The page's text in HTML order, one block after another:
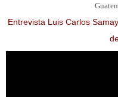
Entrevista Luis Carlos